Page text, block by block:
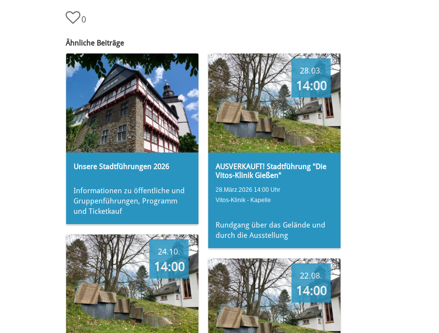
0
Ähnliche Beiträge
Unsere Stadtführungen 2026
Informationen zu öffentliche und
Gruppenführungen, Programm
und Ticketkauf
28.03.
14:00
AUSVERKAUFT! Stadtführung "Die
Vitos-Klinik Gießen"
28.März.2026 14:00 Uhr
Vitos-Klinik - Kapelle
Rundgang über das Gelände und
durch die Ausstellung
24.10.
14:00
22.08.
14:00